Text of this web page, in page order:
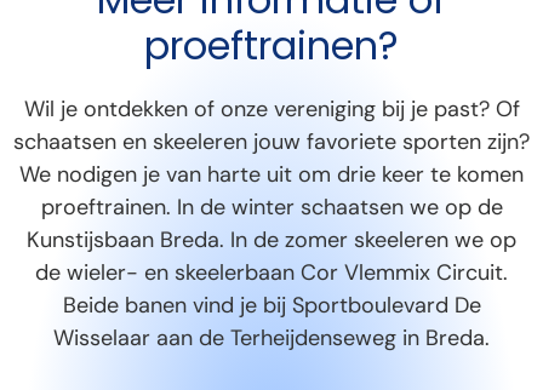
proeftrainen?
Wil je ontdekken of onze vereniging bij je past? Of
schaatsen en skeeleren jouw favoriete sporten zijn?
We nodigen je van harte uit om drie keer te komen
proeftrainen. In de winter schaatsen we op de
Kunstijsbaan Breda. In de zomer skeeleren we op
de wieler- en skeelerbaan Cor Vlemmix Circuit.
Beide banen vind je bij Sportboulevard De
Wisselaar aan de Terheijdenseweg in Breda.